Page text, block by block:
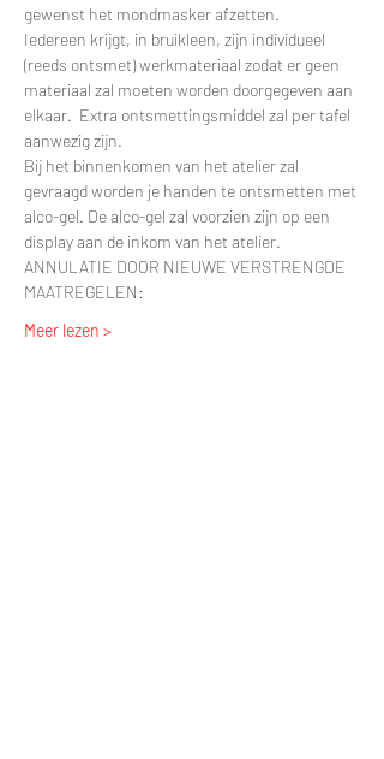
gewenst het mondmasker afzetten.
Iedereen krijgt, in bruikleen, zijn individueel
(reeds ontsmet) werkmateriaal zodat er geen
materiaal zal moeten worden doorgegeven aan
elkaar.  Extra ontsmettingsmiddel zal per tafel
aanwezig zijn.
Bij het binnenkomen van het atelier zal
gevraagd worden je handen te ontsmetten met
alco-gel. De alco-gel zal voorzien zijn op een
display aan de inkom van het atelier.
ANNULATIE DOOR NIEUWE VERSTRENGDE
MAATREGELEN:
Meer lezen >